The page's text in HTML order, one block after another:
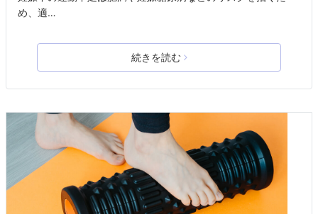
め、適…
続きを読む